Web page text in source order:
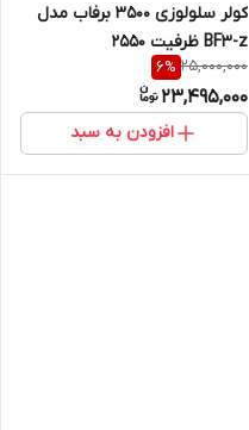
کولر سلولوزی 3500 برفاب مدل
BF3-z ظرفیت 2550
25,000,000
6%
23,495,000
افزودن به سبد